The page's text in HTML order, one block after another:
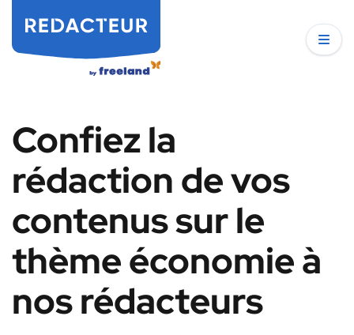
Confiez la
rédaction de vos
contenus sur le
thème économie à
nos rédacteurs